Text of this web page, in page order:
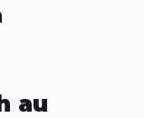
au